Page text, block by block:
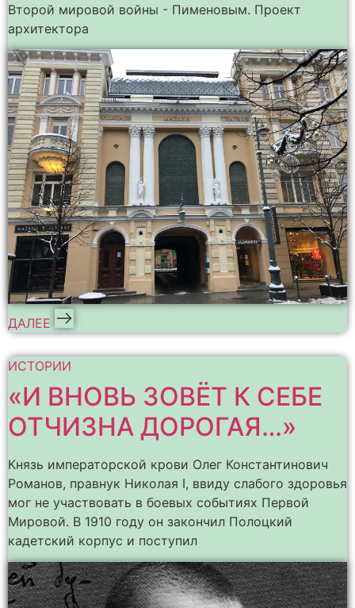
Второй мировой войны - Пименовым. Проект
архитектора
ДАЛЕЕ
ИСТОРИИ
«И ВНОВЬ ЗОВЁТ К СЕБЕ
ОТЧИЗНА ДОРОГАЯ…»
Князь императорской крови Олег Константинович
Романов, правнук Николая I, ввиду слабого здоровья
мог не участвовать в боевых событиях Первой
Мировой. В 1910 году он закончил Полоцкий
кадетский корпус и поступил